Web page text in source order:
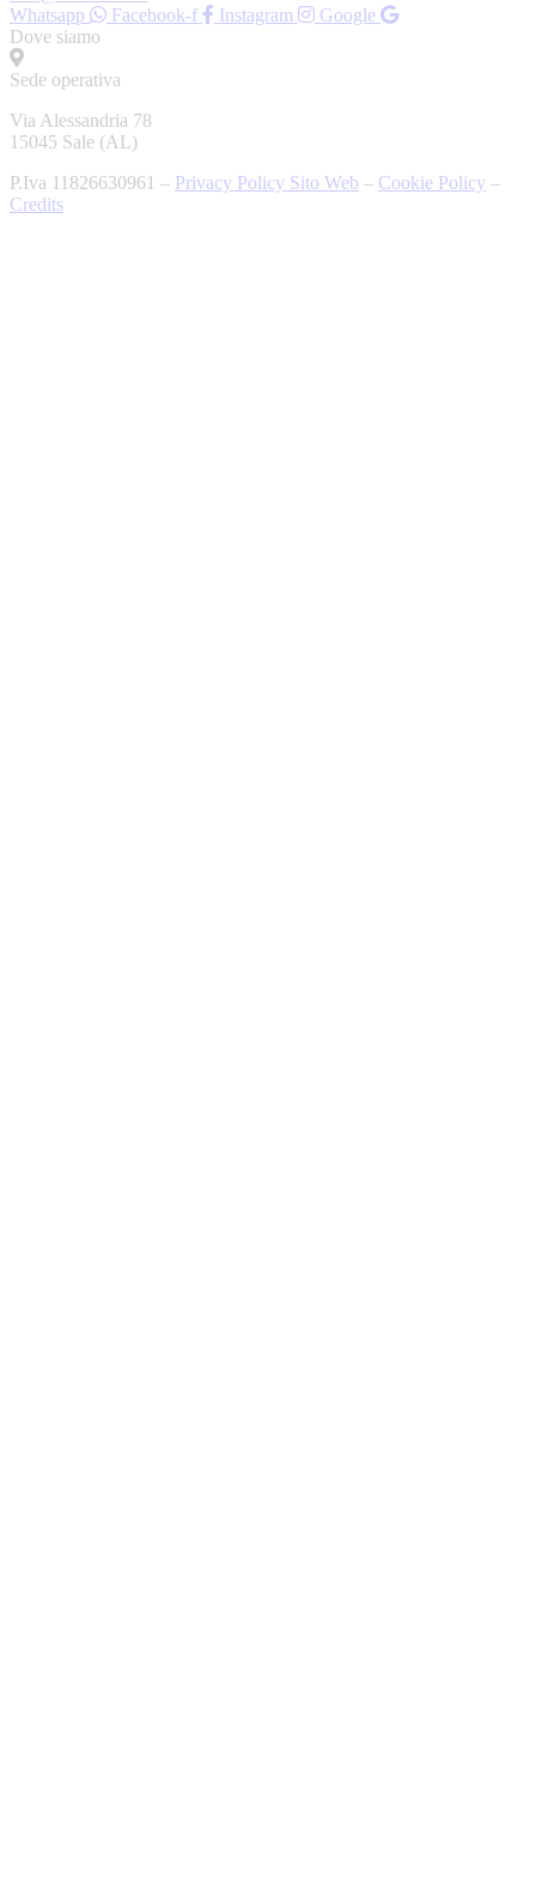
Whatsapp
Facebook-f Instagram
Google
Dove siamo
Sede operativa
Via Alessandria 78
15045 Sale (AL)
P.Iva 11826630961 – Privacy Policy Sito Web – Cookie Policy –
Credits